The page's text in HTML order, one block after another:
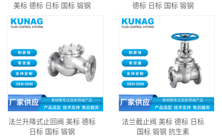
美标 德标 日标 国标 锻钢
德标 日标 国标 锻钢
法兰升降式止回阀 美标 德标
日标 国标 锻钢
法兰截止阀 美标 德标 日标
国标 锻钢 抗生素